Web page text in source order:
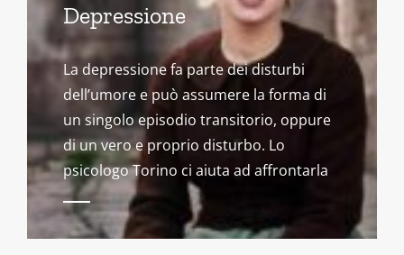
Depressione
La depressione fa parte dei disturbi
dell’umore e può assumere la forma di
un singolo episodio transitorio, oppure
di un vero e proprio disturbo. Lo
psicologo Torino ci aiuta ad affrontarla